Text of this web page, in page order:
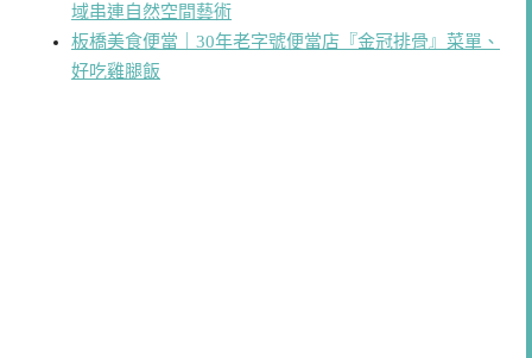
域串連自然空間藝術
板橋美食便當｜30年老字號便當店『金冠排骨』菜單、
好吃雞腿飯